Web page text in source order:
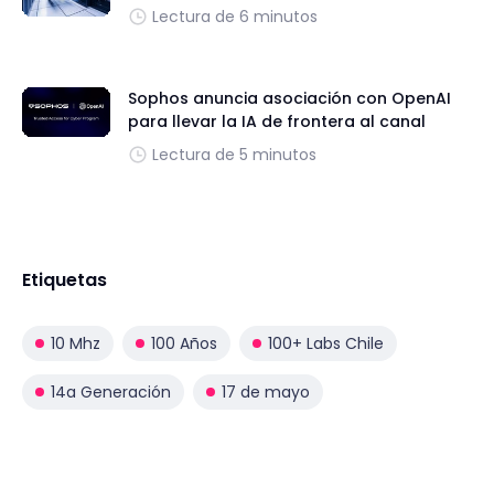
Lectura de 6 minutos
Sophos anuncia asociación con OpenAI
para llevar la IA de frontera al canal
Lectura de 5 minutos
Etiquetas
10 Mhz 100 Años 100+ Labs Chile
14a Generación 17 de mayo